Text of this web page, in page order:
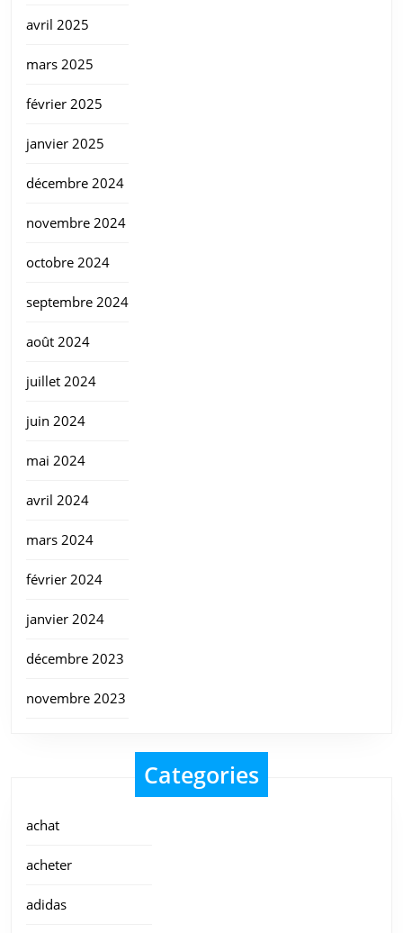
avril 2025
mars 2025
février 2025
janvier 2025
décembre 2024
novembre 2024
octobre 2024
septembre 2024
août 2024
juillet 2024
juin 2024
mai 2024
avril 2024
mars 2024
février 2024
janvier 2024
décembre 2023
novembre 2023
Categories
achat
acheter
adidas